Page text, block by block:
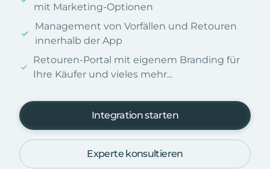
mit Marketing-Optionen
Management von Vorfällen und Retouren
innerhalb der App
Retouren-Portal mit eigenem Branding für
Ihre Käufer und vieles mehr...
Integration starten
Experte konsultieren